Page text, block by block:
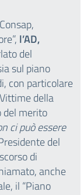
l’AD,
del
sul piano
con particolare
della
del merito
ci può essere
del
di
anche
il “Piano